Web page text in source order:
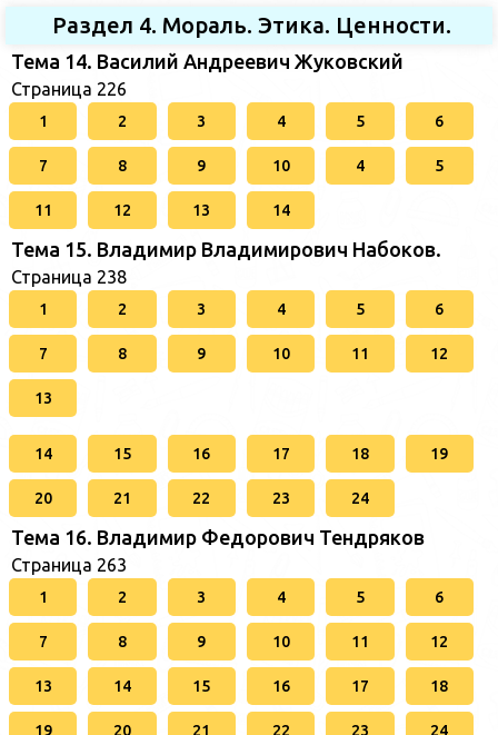
Раздел 4. Мораль. Этика. Ценности.
Тема 14. Василий Андреевич Жуковский
Страница 226
1 2 3 4 5 6
7 8 9 10 4 5
11 12 13 14
Тема 15. Владимир Владимирович Набоков.
Страница 238
1 2 3 4 5 6
7 8 9 10 11 12
13
14 15 16 17 18 19
20 21 22 23 24
Тема 16. Владимир Федорович Тендряков
Страница 263
1 2 3 4 5 6
7 8 9 10 11 12
13 14 15 16 17 18
19 20 21 22 23 24